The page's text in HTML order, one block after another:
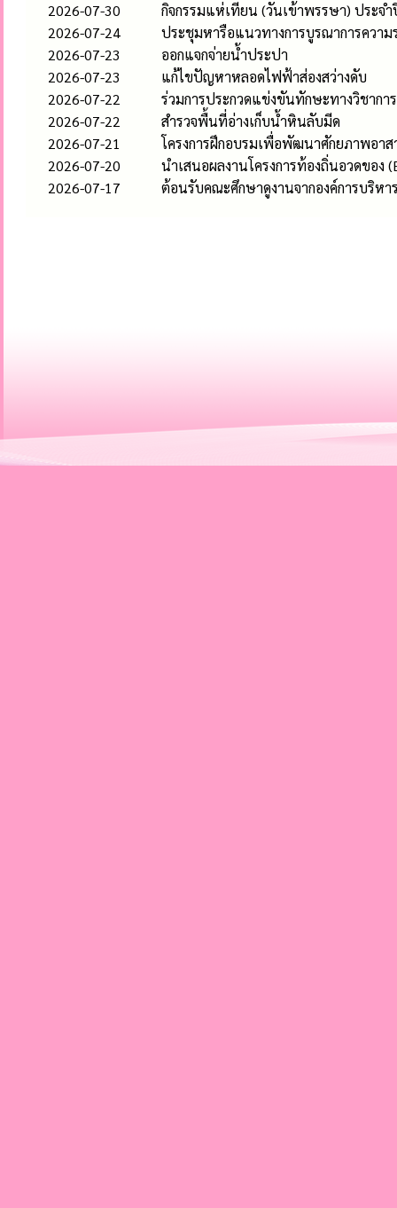
2026-07-30
กิจกรรมแห่เทียน (วันเข้าพรรษา) ประจ
2026-07-24
ประชุมหารือแนวทางการบูรณาการควา
2026-07-23
ออกแจกจ่ายน้ำประปา
2026-07-23
แก้ไขปัญหาหลอดไฟฟ้าส่องสว่างดับ
2026-07-22
ร่วมการประกวดแข่งขันทักษะทางวิชาก
2026-07-22
สำรวจพื้นที่อ่างเก็บน้ำหินลับมีด
2026-07-21
โครงการฝึกอบรมเพื่อพัฒนาศักยภาพอา
2026-07-20
นำเสนอผลงานโครงการท้องถิ่นอวดของ
2026-07-17
ต้อนรับคณะศึกษาดูงานจากองค์การบริห